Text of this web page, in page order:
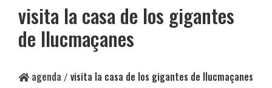
visita la casa de los gigantes
de llucmaçanes
agenda / visita la casa de los gigantes de llucmaçanes